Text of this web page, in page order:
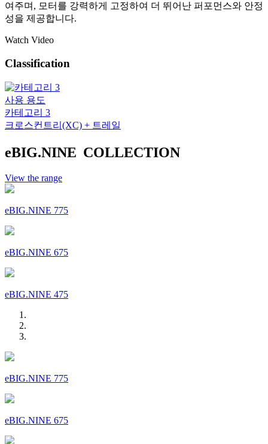
여주며, 모터를 강력하게 고정하여 더 뛰어난 퍼포먼스와 안정
성을 제공합니다.
Watch Video
Classification
사용 용도
카테고리 3
크로스컨트리(XC) + 트레일
eBIG.NINE COLLECTION
View the range
eBIG.NINE 775
eBIG.NINE 675
eBIG.NINE 475
eBIG.NINE 775
eBIG.NINE 675